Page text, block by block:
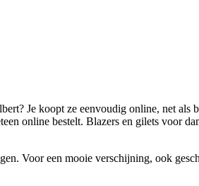
Je koopt ze eenvoudig online, net als
online bestelt. Blazers en gilets voor
Voor een mooie verschijning, ook